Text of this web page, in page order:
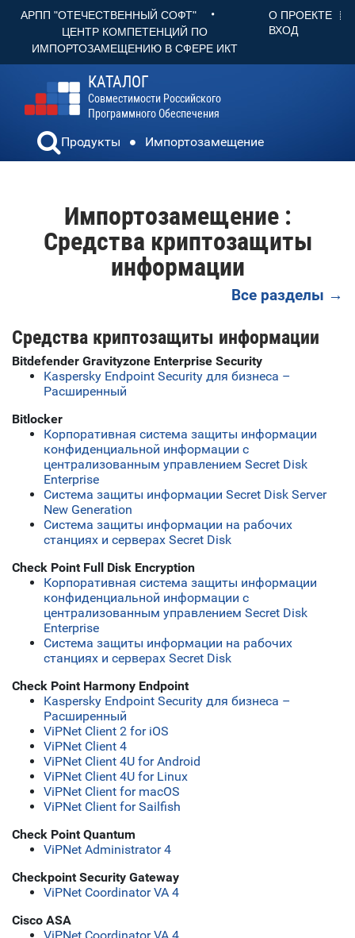
АРПП "ОТЕЧЕСТВЕННЫЙ СОФТ" •
ЦЕНТР КОМПЕТЕНЦИЙ ПО
ИМПОРТОЗАМЕЩЕНИЮ В СФЕРЕ ИКТ
О ПРОЕКТЕ
ВХОД
КАТАЛОГ
Совместимости Российского
Программного Обеспечения
Продукты Импортозамещение
Импортозамещение :
Средства криптозащиты
информации
Все разделы →
Средства криптозащиты информации
Bitdefender Gravityzone Enterprise Security
Kaspersky Endpoint Security для бизнеса –
Расширенный
Bitlocker
Корпоративная система защиты информации
конфиденциальной информации с
централизованным управлением Secret Disk
Enterprise
Система защиты информации Secret Disk Server
New Generation
Система защиты информации на рабочих
станциях и серверах Secret Disk
Check Point Full Disk Encryption
Корпоративная система защиты информации
конфиденциальной информации с
централизованным управлением Secret Disk
Enterprise
Система защиты информации на рабочих
станциях и серверах Secret Disk
Check Point Harmony Endpoint
Kaspersky Endpoint Security для бизнеса –
Расширенный
ViPNet Client 2 for iOS
ViPNet Client 4
ViPNet Client 4U for Android
ViPNet Client 4U for Linux
ViPNet Client for macOS
ViPNet Client for Sailfish
Check Point Quantum
ViPNet Administrator 4
Checkpoint Security Gateway
ViPNet Coordinator VA 4
Cisco ASA